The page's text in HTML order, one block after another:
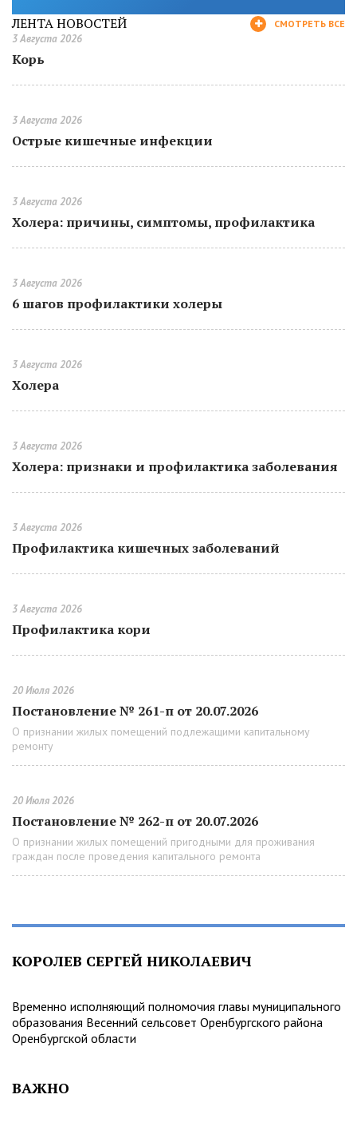
ЛЕНТА НОВОСТЕЙ СМОТРЕТЬ ВСЕ
3 Августа 2026
Корь
3 Августа 2026
Острые кишечные инфекции
3 Августа 2026
Холера: причины, симптомы, профилактика
3 Августа 2026
6 шагов профилактики холеры
3 Августа 2026
Холера
3 Августа 2026
Холера: признаки и профилактика заболевания
3 Августа 2026
Профилактика кишечных заболеваний
3 Августа 2026
Профилактика кори
20 Июля 2026
Постановление № 261-п от 20.07.2026
О признании жилых помещений подлежащими капитальному
ремонту
20 Июля 2026
Постановление № 262-п от 20.07.2026
О признании жилых помещений пригодными для проживания
граждан после проведения капитального ремонта
КОРОЛЕВ СЕРГЕЙ НИКОЛАЕВИЧ
Временно исполняющий полномочия главы муниципального
образования Весенний сельсовет Оренбургского района
Оренбургской области
ВАЖНО